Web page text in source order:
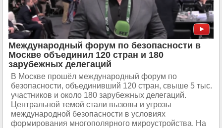
Международный форум по безопасности в
Москве объединил 120 стран и 180
зарубежных делегаций
В Москве прошёл международный форум по
безопасности, объединивший 120 стран, свыше 5 тыс.
участников и около 180 зарубежных делегаций.
Центральной темой стали вызовы и угрозы
международной безопасности в условиях
формирования многополярного мироустройства. На